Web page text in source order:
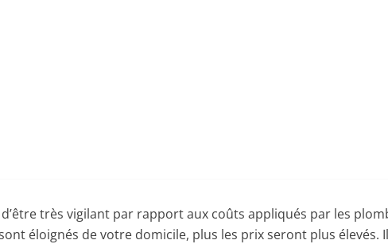
très vigilant par rapport aux coûts appliqués par les
éloignés de votre domicile, plus les prix seront plus